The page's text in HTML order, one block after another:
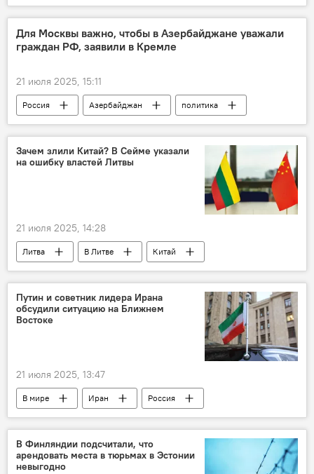
В Литве Общество
Вильнюс
шахматы
Для Москвы важно, чтобы в Азербайджане уважали
граждан РФ, заявили в Кремле
21 июля 2025, 15:11
Россия Азербайджан
политика
Политика
Дмитрий Песков
Зачем злили Китай? В Сейме указали
на ошибку властей Литвы
21 июля 2025, 14:28
Литва В Литве
Китай
политика
Политика Сейм Литвы
Путин и советник лидера Ирана
обсудили ситуацию на Ближнем
Востоке
21 июля 2025, 13:47
В мире Иран
Россия
Обострение конфликта между Израилем и Ираном
Политика
В Финляндии подсчитали, что
арендовать места в тюрьмах в Эстонии
невыгодно